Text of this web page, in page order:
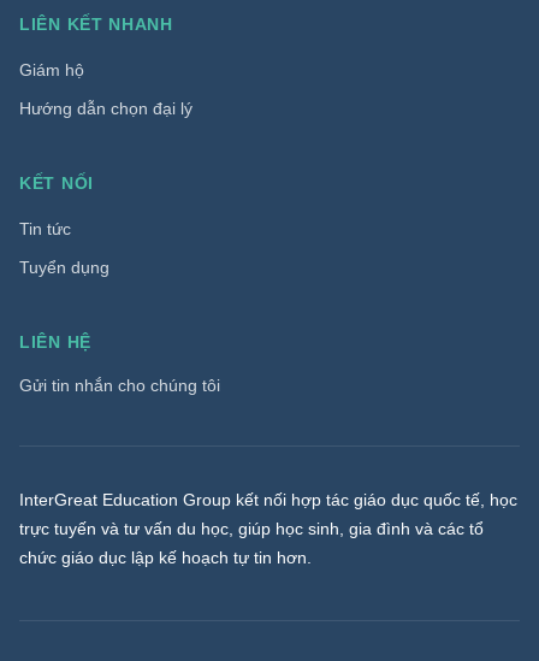
LIÊN KẾT NHANH
Giám hộ
Hướng dẫn chọn đại lý
KẾT NỐI
Tin tức
Tuyển dụng
LIÊN HỆ
Gửi tin nhắn cho chúng tôi
InterGreat Education Group kết nối hợp tác giáo dục quốc tế, học
trực tuyến và tư vấn du học, giúp học sinh, gia đình và các tổ
chức giáo dục lập kế hoạch tự tin hơn.